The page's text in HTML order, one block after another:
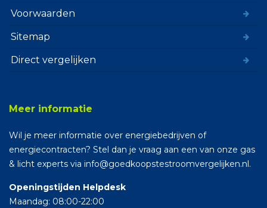
Voorwaarden
Sitemap
Direct vergelijken
Meer informatie
Wil je meer informatie over energiebedrijven of
energiecontracten? Stel dan je vraag aan een van onze gas
& licht experts via info@goedkoopstestroomvergelijken.nl.
Openingstijden Helpdesk
Maandag: 08:00-22:00